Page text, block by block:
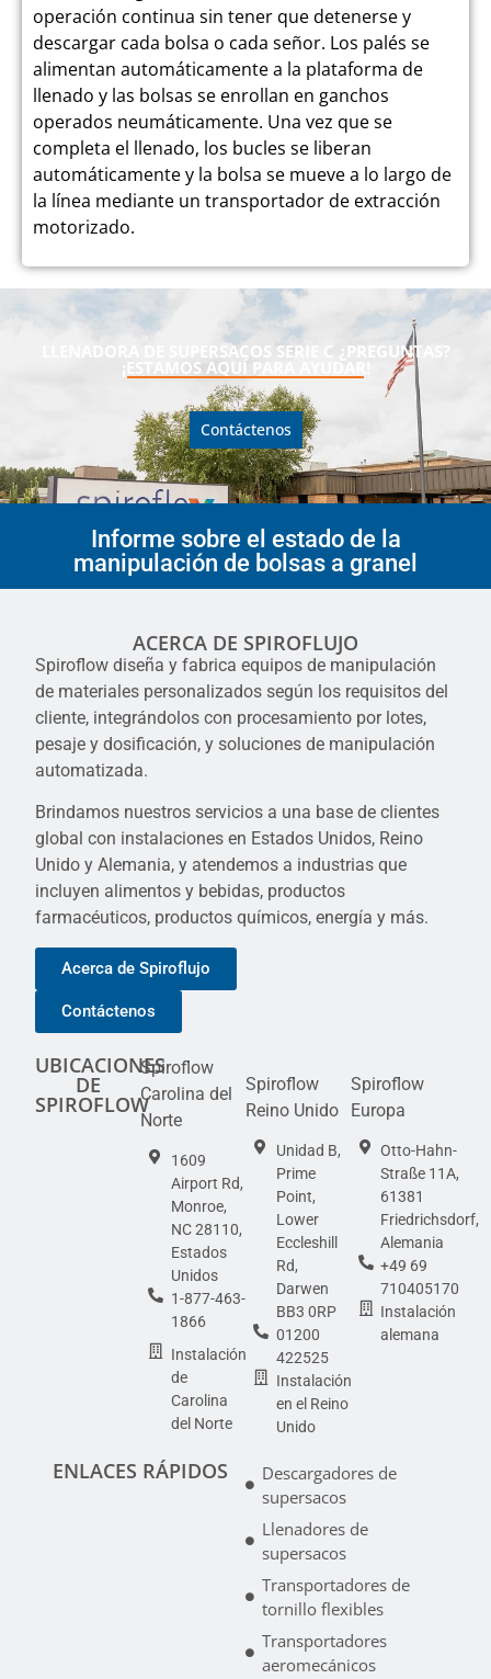
operación continua sin tener que detenerse y
descargar cada bolsa o cada señor. Los palés se
alimentan automáticamente a la plataforma de
llenado y las bolsas se enrollan en ganchos
operados neumáticamente. Una vez que se
completa el llenado, los bucles se liberan
automáticamente y la bolsa se mueve a lo largo de
la línea mediante un transportador de extracción
motorizado.
LLENADORA DE SUPERSACOS SERIE C ¿PREGUNTAS?
¡ESTAMOS AQUÍ PARA AYUDAR!
Contáctenos
Informe sobre el estado de la
manipulación de bolsas a granel
ACERCA DE SPIROFLUJO
Spiroflow diseña y fabrica equipos de manipulación
de materiales personalizados según los requisitos del
cliente, integrándolos con procesamiento por lotes,
pesaje y dosificación, y soluciones de manipulación
automatizada.
Brindamos nuestros servicios a una base de clientes
global con instalaciones en Estados Unidos, Reino
Unido y Alemania, y atendemos a industrias que
incluyen alimentos y bebidas, productos
farmacéuticos, productos químicos, energía y más.
Acerca de Spiroflujo
Contáctenos
UBICACIONES
DE
SPIROFLOW
Spiroflow
Carolina del
Norte
1609
Airport Rd,
Monroe,
NC 28110,
Estados
Unidos
1-877-463-
1866
Instalación
de
Carolina
del Norte
Spiroflow
Reino Unido
Unidad B,
Prime
Point,
Lower
Eccleshill
Rd,
Darwen
BB3 0RP
01200
422525
Instalación
en el Reino
Unido
Spiroflow
Europa
Otto-Hahn-
Straße 11A,
61381
Friedrichsdorf,
Alemania
+49 69
710405170
Instalación
alemana
ENLACES RÁPIDOS
Descargadores de
supersacos
Llenadores de
supersacos
Transportadores de
tornillo flexibles
Transportadores
aeromecánicos